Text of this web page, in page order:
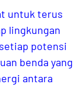
untuk terus
lingkungan
potensi
benda yang
antara